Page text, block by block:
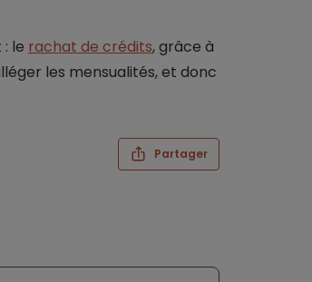
le rachat de crédits, grâce à
les mensualités, et donc
Partager